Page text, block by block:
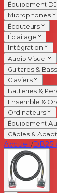
Équipement DJ
Microphones
Écouteurs
Éclairage
Intégration
Audio Visuel
Guitares &
Claviers
Batteries &
Ensemble &
Ordinateurs
Équipement
Câbles &
Accueil/DB25